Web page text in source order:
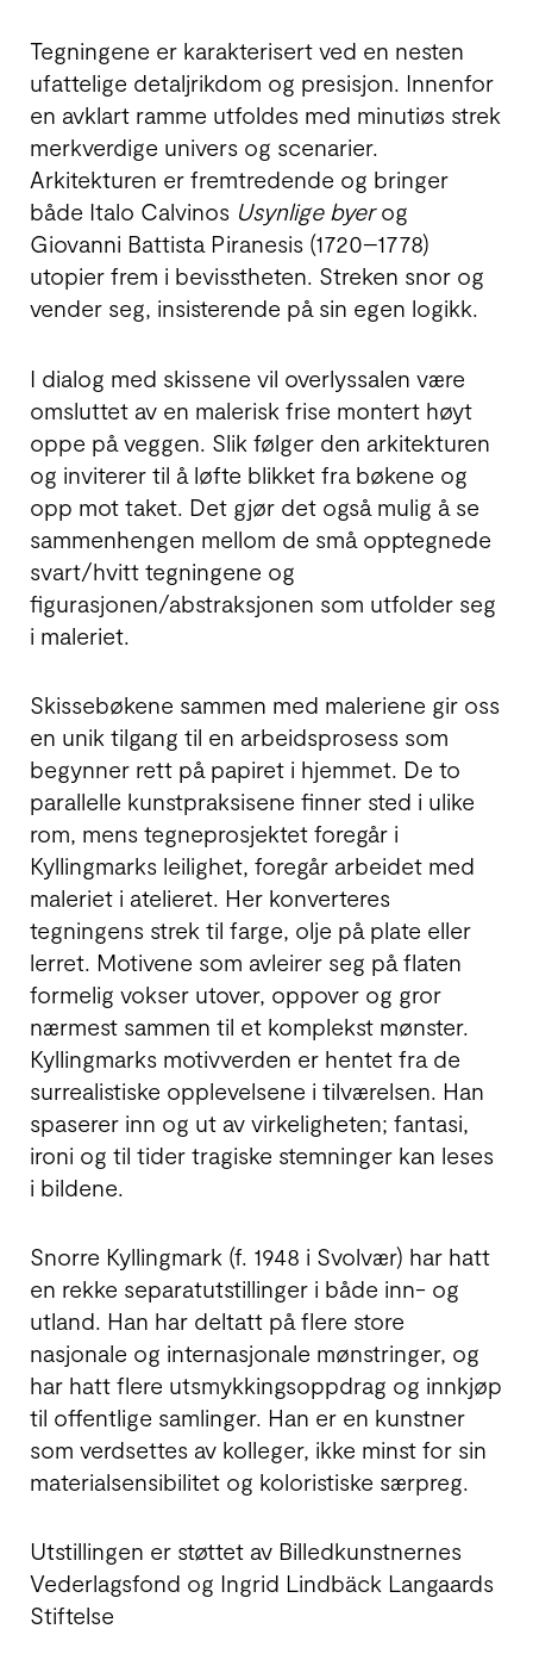
Tegningene er karakterisert ved en nesten
ufattelige detaljrikdom og presisjon. Innenfor
en avklart ramme utfoldes med minutiøs strek
merkverdige univers og scenarier.
Arkitekturen er fremtredende og bringer
både Italo Calvinos Usynlige byerog
Giovanni Battista Piranesis (1720–1778)
utopier frem i bevisstheten. Streken snor og
vender seg, insisterende på sin egen logikk.
I dialog med skissene vil overlyssalen være
omsluttet av en malerisk frise montert høyt
oppe på veggen. Slik følger den arkitekturen
og inviterer til å løfte blikket fra bøkene og
opp mot taket. Det gjør det også mulig å se
sammenhengen mellom de små opptegnede
svart/hvitt tegningene og
figurasjonen/abstraksjonen som utfolder seg
i maleriet.
Skissebøkene sammen med maleriene gir oss
en unik tilgang til en arbeidsprosess som
begynner rett på papiret i hjemmet. De to
parallelle kunstpraksisene finner sted i ulike
rom, mens tegneprosjektet foregår i
Kyllingmarks leilighet, foregår arbeidet med
maleriet i atelieret. Her konverteres
tegningens strek til farge, olje på plate eller
lerret. Motivene som avleirer seg på flaten
formelig vokser utover, oppover og gror
nærmest sammen til et komplekst mønster.
Kyllingmarks motivverden er hentet fra de
surrealistiske opplevelsene i tilværelsen. Han
spaserer inn og ut av virkeligheten; fantasi,
ironi og til tider tragiske stemninger kan leses
i bildene.
Snorre Kyllingmark (f. 1948 i Svolvær) har hatt
en rekke separatutstillinger i både inn- og
utland. Han har deltatt på flere store
nasjonale og internasjonale mønstringer, og
har hatt flere utsmykkingsoppdrag og innkjøp
til offentlige samlinger. Han er en kunstner
som verdsettes av kolleger, ikke minst for sin
materialsensibilitet og koloristiske særpreg.
Utstillingen er støttet av Billedkunstnernes
Vederlagsfond og Ingrid Lindbäck Langaards
Stiftelse